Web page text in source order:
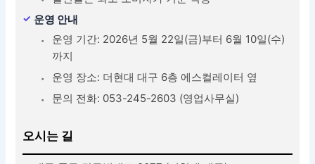
운영 안내
운영 기간: 2026년 5월 22일(금)부터 6월 10일(수)
까지
운영 장소: 더현대 대구 6층 에스컬레이터 옆
문의 전화: 053-245-2603 (영업사무실)
오시는 길